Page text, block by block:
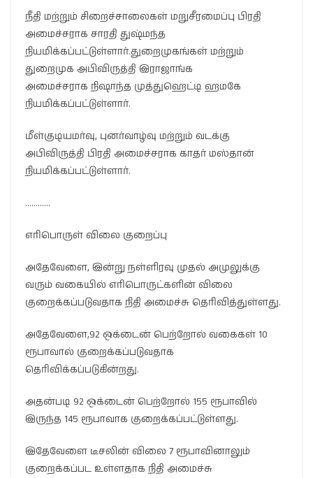
நீதி மற்றும் சிறைச்சாலைகள் மறுசீரமைப்பு பிரதி
அமைச்சராக சாரதி துஷ்மந்த
நியமிக்கப்பட்டுள்ளார்.துறைமுகங்கள் மற்றும்
துறைமுக அபிவிருத்தி இராஜாங்க
அமைச்சராக நிஷாந்த முத்துஹெட்டி ஹமகே
நியமிக்கப்பட்டுள்ளார்.
மீள்குடியமர்வு, புனர்வாழ்வு மற்றும் வடக்கு
அபிவிருத்தி பிரதி அமைச்சராக காதர் மஸ்தான்
நியமிக்கப்பட்டுள்ளார்.
…………
எரிபொருள் விலை குறைப்பு
அதேவேளை, இன்று நள்ளிரவு முதல் அமுலுக்கு
வரும் வகையில் எரிபொருட்களின் விலை
குறைக்கப்படுவதாக நிதி அமைச்சு தெரிவித்துள்ளது.
அதேவேளை,92 ஒக்டைன் பெற்றோல் வகைகள் 10
ரூபாவால் குறைக்கப்படுவதாக
தெரிவிக்கப்படுகின்றது.
அதன்படி 92 ஒக்டைன் பெற்றோல் 155 ரூபாவில்
இருந்த 145 ரூபாவாக குறைக்கப்பட்டுள்ளது.
இதேவேளை டீசலின் விலை 7 ரூபாவினாலும்
குறைக்கப்பட உள்ளதாக நிதி அமைச்சு